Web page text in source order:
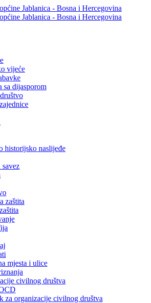
vijeće
sa dijasporom
historijsko naslijeđe
savez
zaštita
mjesta i ulice
civilnog društva
za organizacije civilnog društva